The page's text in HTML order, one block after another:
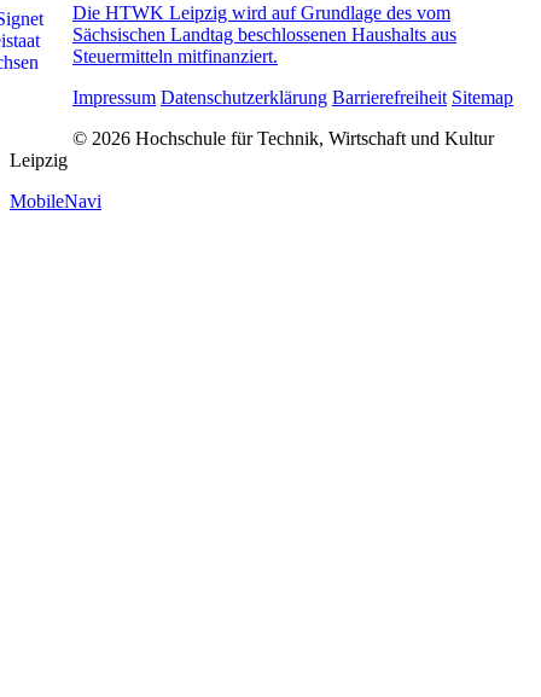
Die HTWK Leipzig wird auf Grundlage des vom
Sächsischen Landtag beschlossenen Haushalts aus
Steuermitteln mitfinanziert.
Impressum Datenschutzerklärung Barrierefreiheit Sitemap
© 2026 Hochschule für Technik, Wirtschaft und Kultur
Leipzig
MobileNavi